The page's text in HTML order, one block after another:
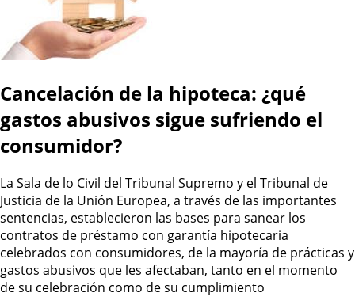
Cancelación de la hipoteca: ¿qué
gastos abusivos sigue sufriendo el
consumidor?
La Sala de lo Civil del Tribunal Supremo y el Tribunal de
Justicia de la Unión Europea, a través de las importantes
sentencias, establecieron las bases para sanear los
contratos de préstamo con garantía hipotecaria
celebrados con consumidores, de la mayoría de prácticas y
gastos abusivos que les afectaban, tanto en el momento
de su celebración como de su cumplimiento